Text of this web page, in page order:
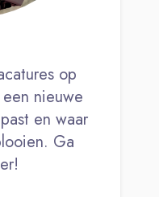
op
nieuwe
en waar
Ga